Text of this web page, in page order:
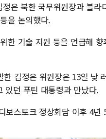
은 북한 국무위원장과 블라
을 논의했다.
한 기술 지원 등을 언급해
김정은 위원장은 13일 낮
있던 푸틴 대통령과 만났다.
보스토크 정상회담 이후 4년